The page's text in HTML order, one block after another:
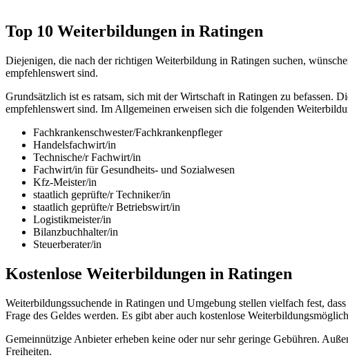
Top 10 Weiterbildungen in Ratingen
Diejenigen, die nach der richtigen Weiterbildung in Ratingen suchen,
empfehlenswert sind.
Grundsätzlich ist es ratsam, sich mit der Wirtschaft in Ratingen zu befassen.
empfehlenswert sind. Im Allgemeinen erweisen sich die folgenden
Fachkrankenschwester/Fachkrankenpfleger
Handelsfachwirt/in
Technische/r Fachwirt/in
Fachwirt/in für Gesundheits- und Sozialwesen
Kfz-Meister/in
staatlich geprüfte/r Techniker/in
staatlich geprüfte/r Betriebswirt/in
Logistikmeister/in
Bilanzbuchhalter/in
Steuerberater/in
Kostenlose Weiterbildungen in Ratingen
Weiterbildungssuchende in Ratingen und Umgebung stellen vielfach fest,
Frage des Geldes werden. Es gibt aber auch kostenlose
Gemeinnützige Anbieter erheben keine oder nur sehr geringe Gebühren.
Freiheiten.